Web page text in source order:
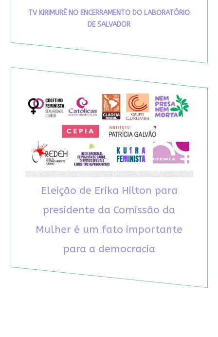
TV KIRIMURÊ NO ENCERRAMENTO DO LABORATÓRIO
DE SALVADOR
Eleição de Erika Hilton para
presidente da Comissão da
Mulher é um fato importante
para a democracia